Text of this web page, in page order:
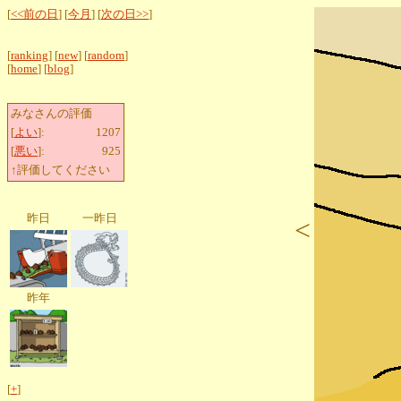
[<<前の日 ] [今月 ] [次の日>>]
[ranking] [new] [random]
[home] [blog]
みなさんの評価
[よい]:
1207
[悪い]:
925
↑評価してください
昨日 一昨日
昨年
[+]
<